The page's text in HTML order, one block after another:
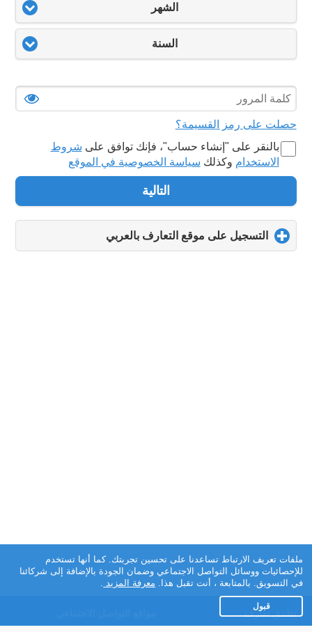
الشهر
السنة
حصلت على رمز القسيمة؟
بالنقر على "‏إنشاء حساب‏"، فإنك توافق على شروط
الاستخدام وكذلك سياسة الخصوصية في الموقع
التالية
التسجيل على موقع التعارف بالعربي
to
تطبيق تعارف
ملفات تعريف الارتباط تساعدنا على تحسين تجربتك. كما أنها تستخدم
للإحصائيات ووسائل التواصل الاجتماعي وضمان الجودة بالإضافة إلى شركائنا
في التسويق. بالمتابعة ، أنت تقبل هذا. معرفة المزيد .
قبول